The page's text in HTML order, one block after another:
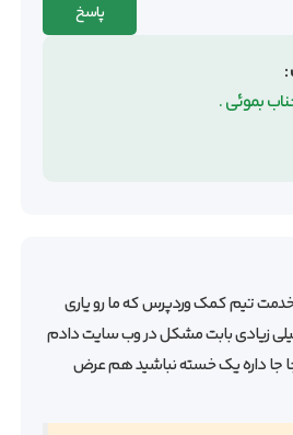
پاسخ
بموئی .
تیم کمک وردپرس که ما رو یاری
زیادی بابت مشکل در وب سایت دادم
جا داره یک خسته نباشید هم عرض